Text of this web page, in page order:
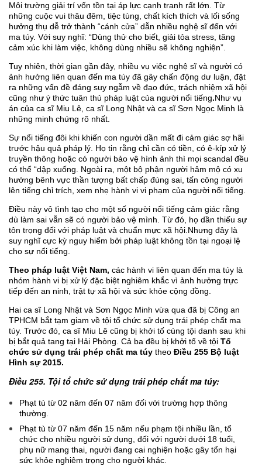
Môi trường giải trí vốn tồn tại áp lực cạnh tranh rất lớn. Từ
những cuộc vui thâu đêm, tiệc tùng, chất kích thích và lối sống
hưởng thụ dễ trở thành “cánh cửa” dẫn nhiều nghệ sĩ đến với
ma túy. Với suy nghĩ: “Dùng thử cho biết, giải tỏa stress, tăng
cảm xúc khi làm việc, không dùng nhiều sẽ không nghiện”.
Tuy nhiên, thời gian gần đây, nhiều vụ việc nghệ sĩ và người có
ảnh hưởng liên quan đến ma túy đã gây chấn động dư luận, đặt
ra những vấn đề đáng suy ngẫm về đạo đức, trách nhiệm xã hội
cũng như ý thức tuân thủ pháp luật của người nổi tiếng.Như vụ
án của ca sĩ Miu Lê, ca sĩ Long Nhật và ca sĩ Sơn Ngọc Minh là
những minh chứng rõ nhất.
Sự nổi tiếng đôi khi khiến con người dần mất đi cảm giác sợ hãi
trước hậu quả pháp lý. Họ tin rằng chỉ cần có tiền, có ê-kíp xử lý
truyền thông hoặc có người bảo vệ hình ảnh thì mọi scandal đều
có thể “dập xuống. Ngoài ra, một bộ phận người hâm mộ có xu
hướng bênh vực thần tượng bất chấp đúng sai, tấn công người
lên tiếng chỉ trích, xem nhẹ hành vi vi phạm của người nổi tiếng.
Điều này vô tình tạo cho một số người nổi tiếng cảm giác rằng
dù làm sai vẫn sẽ có người bảo vệ mình. Từ đó, họ dần thiếu sự
tôn trọng đối với pháp luật và chuẩn mực xã hội.Nhưng đây là
suy nghĩ cực kỳ nguy hiểm bởi pháp luật không tồn tại ngoại lệ
cho sự nổi tiếng.
Theo pháp luật Việt Nam, các hành vi liên quan đến ma túy là
nhóm hành vi bị xử lý đặc biệt nghiêm khắc vì ảnh hưởng trực
tiếp đến an ninh, trật tự xã hội và sức khỏe cộng đồng.
Hai ca sĩ Long Nhật và Sơn Ngọc Minh vừa qua đã bị Công an
TPHCM bắt tạm giam về tội tổ chức sử dụng trái phép chất ma
túy. Trước đó, ca sĩ Miu Lê cũng bị khởi tố cùng tội danh sau khi
bị bắt quả tang tại Hải Phòng. Cả ba đều bị khởi tố về tội Tổ
chức sử dụng trái phép chất ma túy theo Điều 255 Bộ luật
Hình sự 2015.
Điều 255. Tội tổ chức sử dụng trái phép chất ma túy:
Phạt tù từ 02 năm đến 07 năm đối với trường hợp thông
thường.
Phạt tù từ 07 năm đến 15 năm nếu phạm tội nhiều lần, tổ
chức cho nhiều người sử dụng, đối với người dưới 18 tuổi,
phụ nữ mang thai, người đang cai nghiện hoặc gây tổn hại
sức khỏe nghiêm trọng cho người khác.